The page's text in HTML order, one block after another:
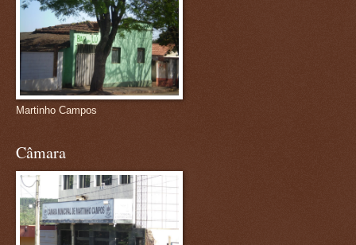
Martinho Campos
Câmara